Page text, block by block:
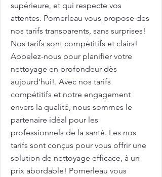
supérieure, et qui respecte vos
attentes. Pomerleau vous propose des
nos tarifs transparents, sans surprises!
Nos tarifs sont compétitifs et clairs!
Appelez-nous pour planifier votre
nettoyage en profondeur dès
aujourd'hui!. Avec nos tarifs
compétitifs et notre engagement
envers la qualité, nous sommes le
partenaire idéal pour les
professionnels de la santé. Les nos
tarifs sont conçus pour vous offrir une
solution de nettoyage efficace, à un
prix abordable! Pomerleau vous